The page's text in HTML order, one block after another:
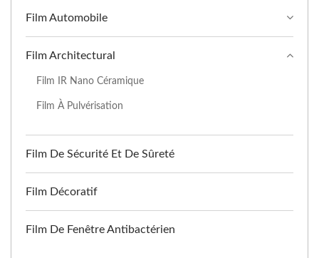
Film Automobile
Film Architectural
Film IR Nano Céramique
Film À Pulvérisation
Film De Sécurité Et De Sûreté
Film Décoratif
Film De Fenêtre Antibactérien